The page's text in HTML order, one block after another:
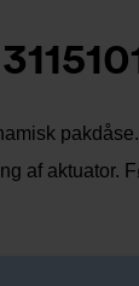
af aktuator.